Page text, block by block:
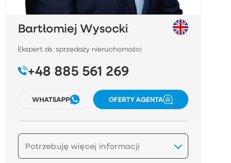
Bartłomiej Wysocki
Ekspert ds. sprzedaży nieruchomości
+48 885 561 269
WHATSAPP OFERTY AGENTA
Potrzebuję więcej informacji